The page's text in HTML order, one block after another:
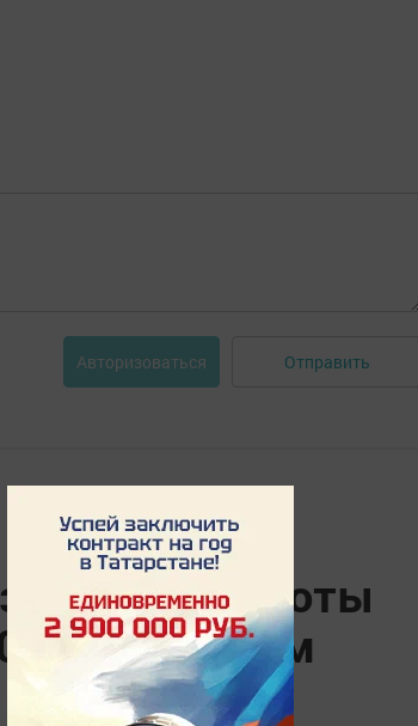
Авторизоваться Отправить
работы
планируем